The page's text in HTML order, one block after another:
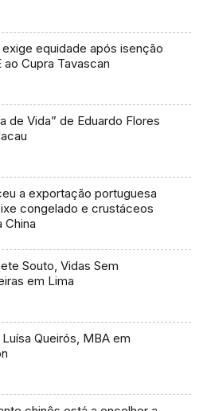
exige equidade após isenção
ao Cupra Tavascan
de Vida” de Eduardo Flores
a exportação portuguesa
congelado e crustáceos
China
Souto, Vidas Sem
em Lima
Luísa Queirós, MBA em